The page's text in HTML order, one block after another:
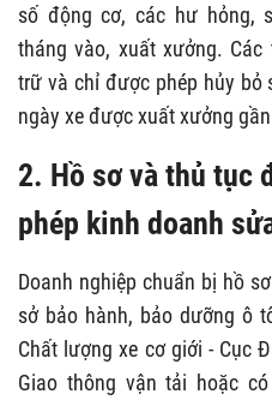
số động cơ, các hư hỏng,
tháng vào, xuất xưởng.
trữ và chỉ được phép hủy
ngày xe được xuất xưởng
2. Hồ sơ và thủ tục
phép kinh doanh
Doanh nghiệp chuẩn bị hồ
sở bảo hành, bảo dưỡng ô
Chất lượng xe cơ giới - Cục
Giao thông vận tải hoặc